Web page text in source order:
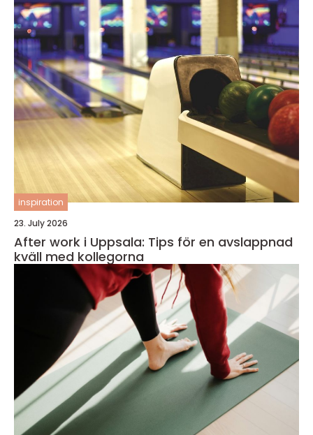
inspiration
23. July 2026
After work i Uppsala: Tips för en avslappnad
kväll med kollegorna